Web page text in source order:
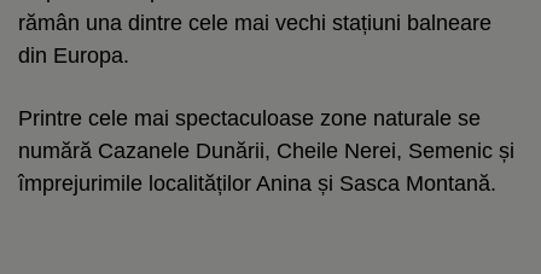
rămân una dintre cele mai vechi stațiuni balneare
din Europa.
Printre cele mai spectaculoase zone naturale se
numără Cazanele Dunării, Cheile Nerei, Semenic și
împrejurimile localităților Anina și Sasca Montană.